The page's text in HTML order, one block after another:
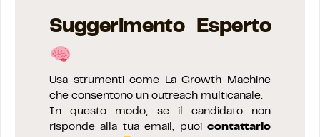
Suggerimento Esperto
Usa strumenti come La Growth Machine
che consentono un outreach multicanale.
In questo modo, se il candidato non
risponde alla tua email, puoi contattarlo